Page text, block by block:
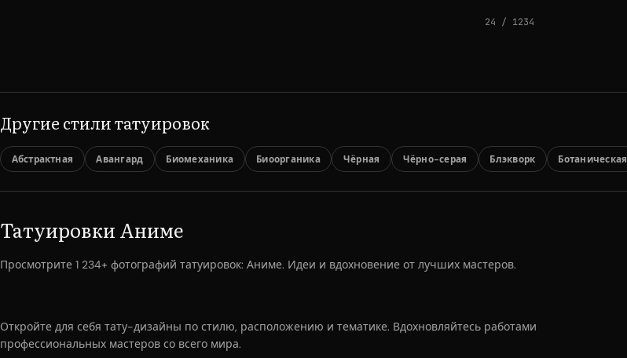
24 / 1234
Другие стили татуировок
Абстрактная Авангард Биомеханика Биоорганика Чёрная Чёрно-серая Блэкворк Ботаническая
Татуировки Аниме
Просмотрите 1 234+ фотографий татуировок: Аниме. Идеи и вдохновение от лучших мастеров.
Откройте для себя тату-дизайны по стилю, расположению и тематике. Вдохновляйтесь работами
профессиональных мастеров со всего мира.